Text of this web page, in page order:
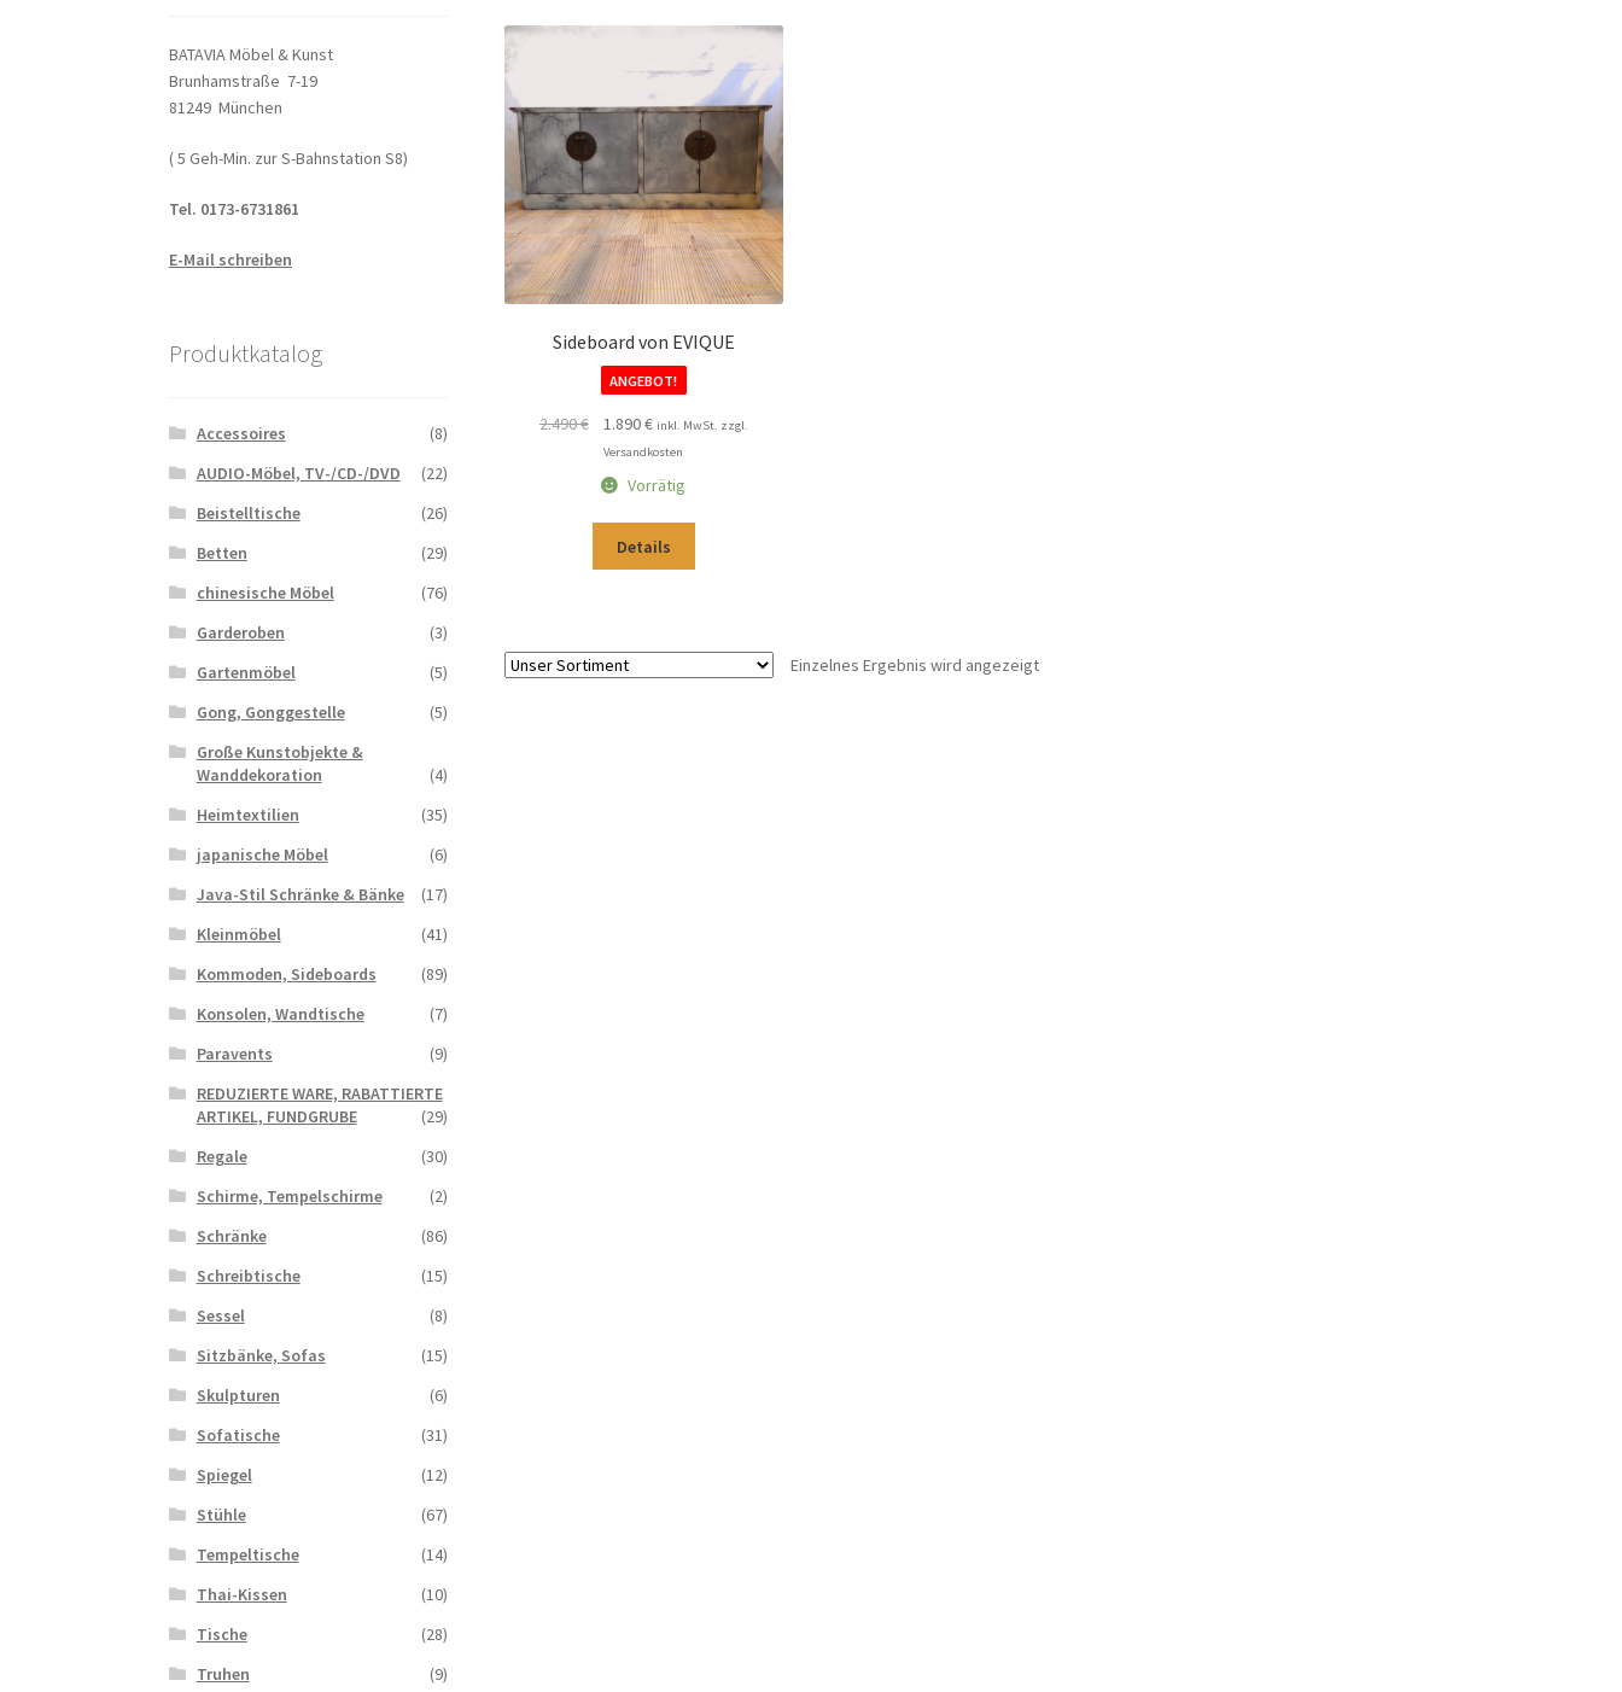
Sideboard von EVIQUE
ANGEBOT!
2.490€
Ursprünglicher
Preis
war:
1.890€Aktueller
Preis
ist:
inkl. MwSt. zzgl.
Versandkosten
Vorrätig
Details
Einzelnes Ergebnis wird angezeigt
BATAVIA Möbel & Kunst
Brunhamstraße 7-19
81249 München
( 5 Geh-Min. zur S-Bahnstation S8)
Tel. 0173-6731861
E-Mail schreiben
Produktkatalog
Accessoires
(8)
AUDIO-Möbel, TV-/CD-/DVD
(22)
Beistelltische
(26)
Betten
(29)
chinesische Möbel
(76)
Garderoben
(3)
Gartenmöbel
(5)
Gong, Gonggestelle
(5)
Große Kunstobjekte &
Wanddekoration
(4)
Heimtextilien
(35)
japanische Möbel
(6)
Java-Stil Schränke & Bänke
(17)
Kleinmöbel
(41)
Kommoden, Sideboards
(89)
Konsolen, Wandtische
(7)
Paravents
(9)
REDUZIERTE WARE, RABATTIERTE
ARTIKEL, FUNDGRUBE
(29)
Regale
(30)
Schirme, Tempelschirme
(2)
Schränke
(86)
Schreibtische
(15)
Sessel
(8)
Sitzbänke, Sofas
(15)
Skulpturen
(6)
Sofatische
(31)
Spiegel
(12)
Stühle
(67)
Tempeltische
(14)
Thai-Kissen
(10)
Tische
(28)
Truhen
(9)